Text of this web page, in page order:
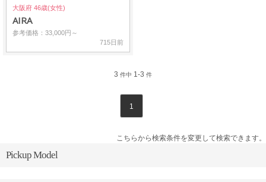
大阪府 46歳(女性)
AIRA
参考価格：33,000円～
715日前
3 件中 1-3 件
1
こちらから検索条件を変更して検索できます。
Pickup Model